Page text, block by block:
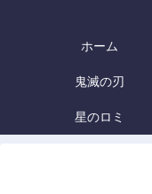
ホーム
鬼滅の刃
星のロミ